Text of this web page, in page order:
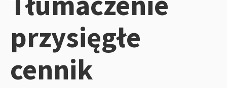
przysięgłe
cennik